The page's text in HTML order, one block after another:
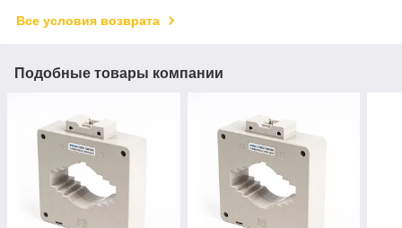
Все условия возврата
Подобные товары компании